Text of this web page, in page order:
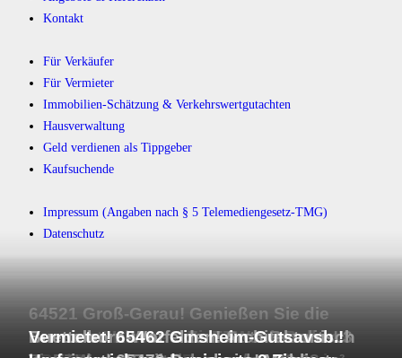
64521 Groß-Gerau! Genießen Sie die
Aussicht! Klasse 3 Zi. ETW mit Balkon/
Buettelborn-Worfelden! Gute Rendite! 3
Buettelborn-Worfelden! Architektonisch
Vermietet! 65462 Ginsheim-Gutsavsb.!
Kontakt
Für Verkäufer
Für Vermieter
Immobilien-Schätzung & Verkehrswertgutachten
Hausverwaltung
Geld verdienen als Tippgeber
Kaufsuchende
Impressum (Angaben nach § 5 Telemediengesetz-TMG)
Datenschutz